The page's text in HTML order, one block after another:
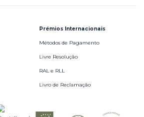
Prémios Internacionais
Métodos de Pagamento
Livre Resolução
RAL e RLL
Livro de Reclamação